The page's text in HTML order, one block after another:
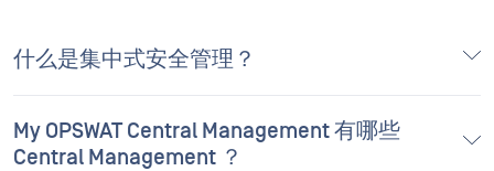
什么是集中式安全管理？
My OPSWAT Central Management 有哪些
Central Management ？